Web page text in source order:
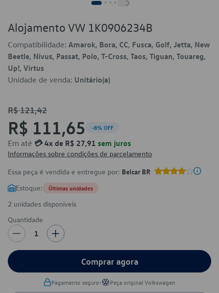
Alojamento VW 1K0906234B
Compatibilidade: Amarok, Bora, CC, Fusca, Golf, Jetta, New
Beetle, Nivus, Passat, Polo, T-Cross, Taos, Tiguan, Touareg,
Up!, Virtus
Unidade de venda: Unitário(a)
R$ 121,42
R$ 111,65 -8% OFF
Em até 💳 4x de R$ 27,91 sem juros
Informações sobre condições de parcelamento
Essa peça é vendida e entregue por: Belcar BR
Estoque: Últimas unidades
2 unidades disponíveis
Quantidade
1
Comprar agora
Pagamento seguro• Peça original Volkswagen